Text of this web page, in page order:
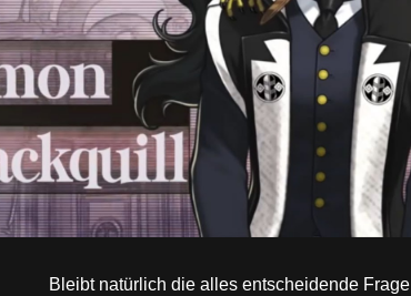
Bleibt natürlich die alles entscheidende Frage